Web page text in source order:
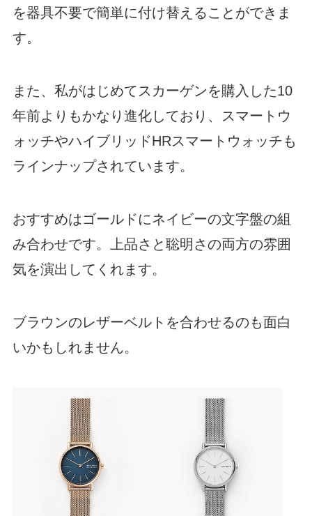
を器具不要で簡単に付け替えることができま
す。
また、私がはじめてスカーゲンを購入した10
年前よりもかなり進化しており、スマートウ
ォッチやハイブリッドHRスマートウォッチも
ラインナップされています。
おすすめはゴールドにネイビーの文字盤の組
み合わせです。上品さと聡明さの両方の雰囲
気を演出してくれます。
ブラウンのレザーベルトを合わせるのも面白
いかもしれません。